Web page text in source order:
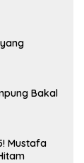
Bakal
Mustafa